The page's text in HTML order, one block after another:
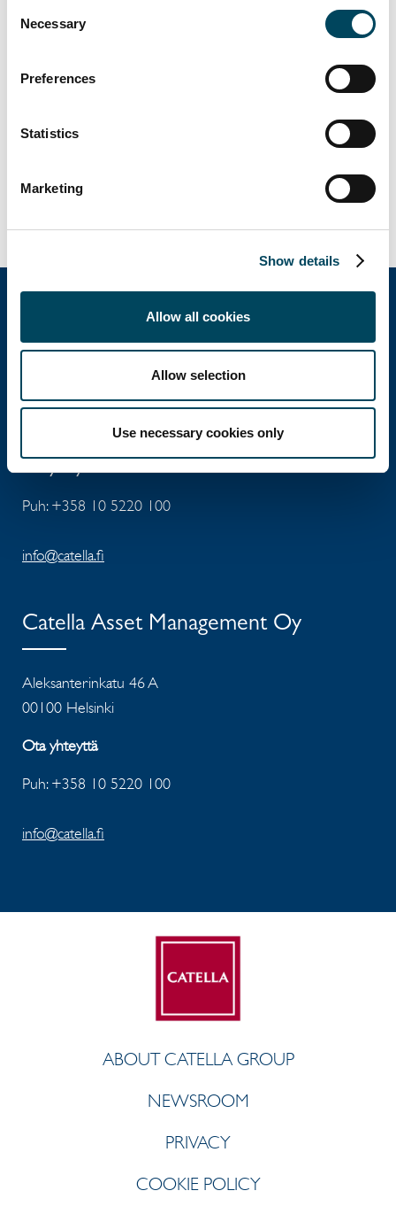
Selection
Necessary
Preferences
Statistics
Marketing
Show details
Allow all cookies
Allow selection
Use necessary cookies only
jorma.janhonen@catella.fi
toimitusjohtaja
Catella Property Oy
Aleksanterinkatu 46 A
00100 Helsinki
Ota yhteyttä
Puh: +358 10 5220 100
info@catella.fi
Catella Asset Management Oy
Aleksanterinkatu 46 A
00100 Helsinki
Ota yhteyttä
Puh: +358 10 5220 100
info@catella.fi
ABOUT CATELLA GROUP
NEWSROOM
PRIVACY
COOKIE POLICY